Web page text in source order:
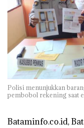
Polisi menunjukkan
pembobol rekening saat
Bataminfo.co.id,